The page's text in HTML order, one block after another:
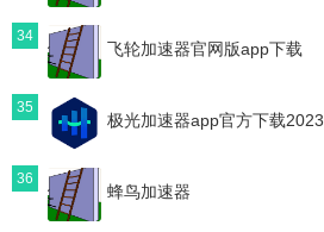
34
飞轮加速器官网版app下载
35
极光加速器app官方下载2023
36
蜂鸟加速器